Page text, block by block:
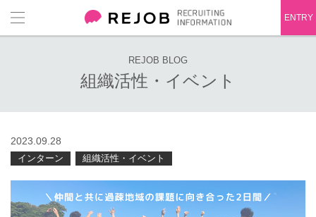
ENTRY
REJOB BLOG
組織活性・イベント
2023.09.28
インターン 組織活性・イベント